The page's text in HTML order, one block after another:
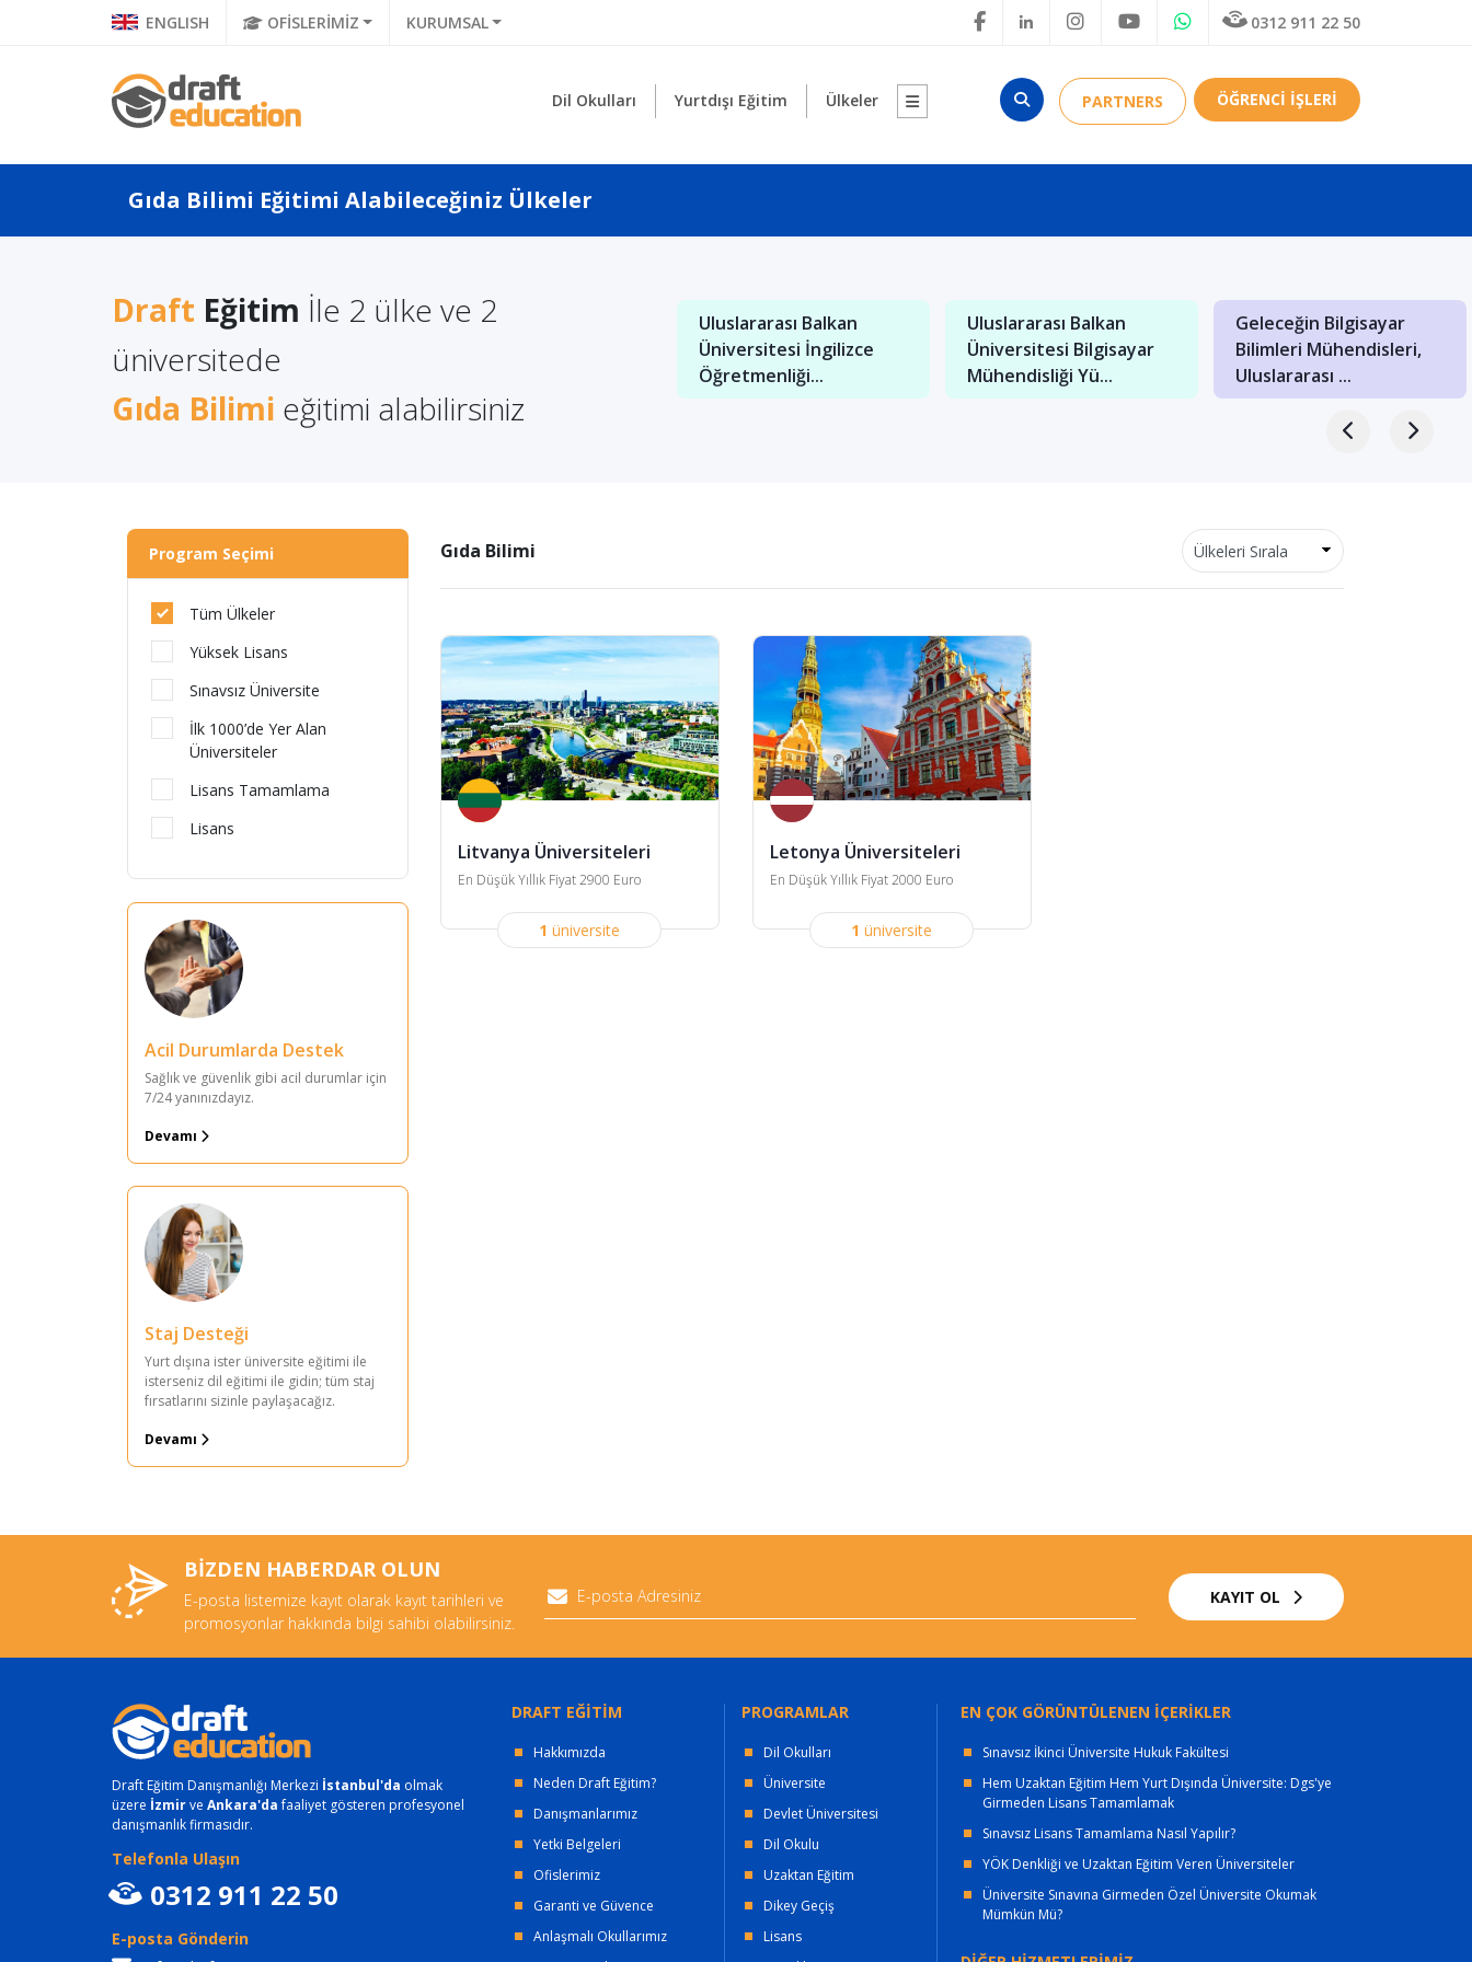
ENGLISH OFİSLERİMİZ KURUMSAL 0312 911 22 50
Dil Okulları Yurtdışı Eğitim Ülkeler PARTNERS ÖĞRENCİ İŞLERİ
Gıda Bilimi Eğitimi Alabileceğiniz Ülkeler
Draft Eğitim İle 2 ülke ve 2
üniversitede
Gıda Bilimi eğitimi alabilirsiniz
Litvanya'da Yüksek
Lisans Eğitimi Almanın
Avantajları
Uluslararası Balkan
Üniversitesi İngilizce
Öğretmenliği...
Uluslararası Balkan
Üniversitesi Bilgisayar
Mühendisliği Yü...
Geleceğin Bilgisayar
Bilimleri Mühendisleri,
Uluslararası ...
Program Seçimi
Tüm Ülkeler
Yüksek Lisans
Sınavsız Üniversite
İlk 1000’de Yer Alan
Üniversiteler
Lisans Tamamlama
Lisans
Acil Durumlarda Destek
Sağlık ve güvenlik gibi acil durumlar için
7/24 yanınızdayız.
Devamı
Staj Desteği
Yurt dışına ister üniversite eğitimi ile
isterseniz dil eğitimi ile gidin; tüm staj
fırsatlarını sizinle paylaşacağız.
Devamı
Gıda Bilimi
Litvanya Üniversiteleri
En Düşük Yıllık Fiyat 2900 Euro
1 üniversite
Letonya Üniversiteleri
En Düşük Yıllık Fiyat 2000 Euro
1 üniversite
BİZDEN HABERDAR OLUN
E-posta listemize kayıt olarak kayıt tarihleri ve
promosyonlar hakkında bilgi sahibi olabilirsiniz.
KAYIT OL
Draft Eğitim Danışmanlığı Merkezi İstanbul'da olmak
üzere İzmirve Ankara'dafaaliyet gösteren profesyonel
danışmanlık firmasıdır.
Telefonla Ulaşın
0312 911 22 50
E-posta Gönderin
DRAFT EĞİTİM
Hakkımızda
Neden Draft Eğitim?
Danışmanlarımız
Yetki Belgeleri
Ofislerimiz
Garanti ve Güvence
Anlaşmalı Okullarımız
PROGRAMLAR
Dil Okulları
Üniversite
Devlet Üniversitesi
Dil Okulu
Uzaktan Eğitim
Dikey Geçiş
Lisans
EN ÇOK GÖRÜNTÜLENEN İÇERİKLER
Sınavsız İkinci Üniversite Hukuk Fakültesi
Hem Uzaktan Eğitim Hem Yurt Dışında Üniversite: Dgs'ye
Girmeden Lisans Tamamlamak
Sınavsız Lisans Tamamlama Nasıl Yapılır?
YÖK Denkliği ve Uzaktan Eğitim Veren Üniversiteler
Üniversite Sınavına Girmeden Özel Üniversite Okumak
Mümkün Mü?